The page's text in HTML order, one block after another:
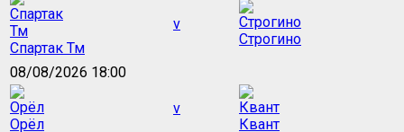
Спартак Тм
v
Строгино
08/08/2026 18:00
Орёл
v
Квант